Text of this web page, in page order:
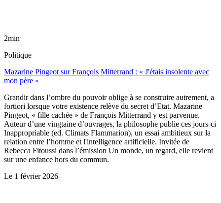
2min
Politique
Mazarine Pingeot sur François Mitterrand : « J'étais insolente avec
mon père »
Grandir dans l’ombre du pouvoir oblige à se construire autrement, a
fortiori lorsque votre existence relève du secret d’Etat. Mazarine
Pingeot, « fille cachée » de François Mitterrand y est parvenue.
Auteur d’une vingtaine d’ouvrages, la philosophe publie ces jours-ci
Inappropriable (ed. Climats Flammarion), un essai ambitieux sur la
relation entre l’homme et l'intelligence artificielle. Invitée de
Rebecca Fitoussi dans l’émission Un monde, un regard, elle revient
sur une enfance hors du commun.
Le 1 février 2026